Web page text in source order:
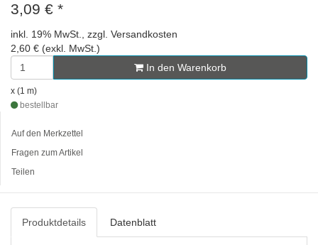
3,09 € *
inkl. 19% MwSt., zzgl. Versandkosten
2,60 € (exkl. MwSt.)
In den Warenkorb
x (1 m)
bestellbar
Auf den Merkzettel
Fragen zum Artikel
Teilen
Produktdetails Datenblatt